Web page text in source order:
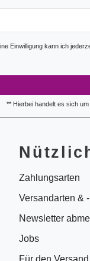
Einwilligung kann ich
** Hierbei handelt es sich um
Zahlungsarten
Versandarten &
Newsletter
Jobs
Für den